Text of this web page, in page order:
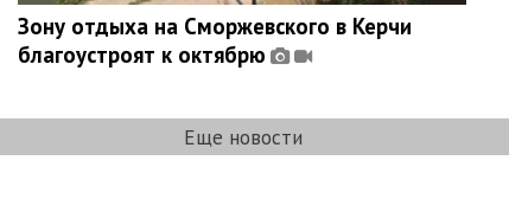
Зону отдыха на Сморжевского в Керчи
благоустроят к октябрю
Еще новости